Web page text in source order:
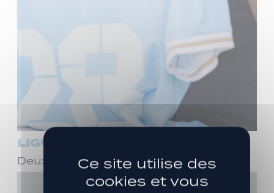
LIGUE 3
Deux ans de plus avec Stéphane Dief !
Ce site utilise des
cookies et vous